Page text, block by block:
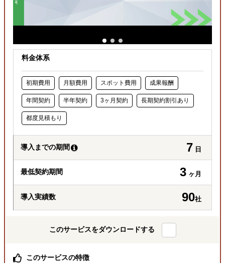
料金体系
初期費用 月額費用 スポット費用 成果報酬
年間契約 半年契約 3ヶ月契約 長期契約割引あり
都度見積もり
導入までの期間 7 日
最低契約期間 3 ヶ月
導入実績数 90社
このサービスをダウンロードする
このサービスの特徴